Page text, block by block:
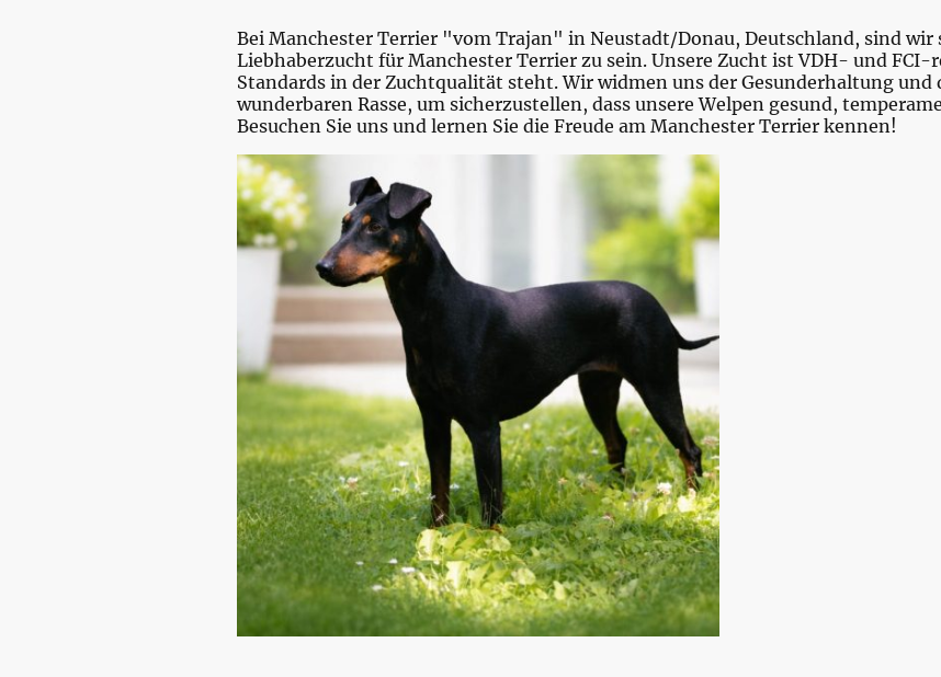
Bei Manchester Terrier "vom Trajan" in Neustadt/Donau, Deutschland, sind wir
Liebhaberzucht für Manchester Terrier zu sein. Unsere Zucht ist VDH- und
Standards in der Zuchtqualität steht. Wir widmen uns der Gesunderhaltung und
wunderbaren Rasse, um sicherzustellen, dass unsere Welpen gesund,
Besuchen Sie uns und lernen Sie die Freude am Manchester Terrier kennen!